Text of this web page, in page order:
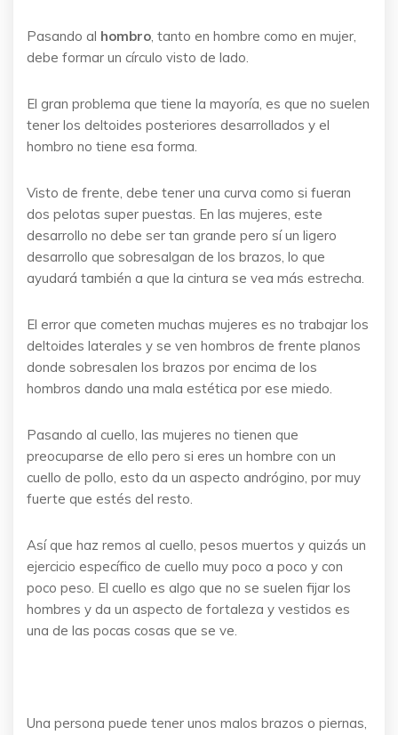
Pasando al hombro, tanto en hombre como en mujer,
debe formar un círculo visto de lado.
El gran problema que tiene la mayoría, es que no suelen
tener los deltoides posteriores desarrollados y el
hombro no tiene esa forma.
Visto de frente, debe tener una curva como si fueran
dos pelotas super puestas. En las mujeres, este
desarrollo no debe ser tan grande pero sí un ligero
desarrollo que sobresalgan de los brazos, lo que
ayudará también a que la cintura se vea más estrecha.
El error que cometen muchas mujeres es no trabajar los
deltoides laterales y se ven hombros de frente planos
donde sobresalen los brazos por encima de los
hombros dando una mala estética por ese miedo.
Pasando al cuello, las mujeres no tienen que
preocuparse de ello pero si eres un hombre con un
cuello de pollo, esto da un aspecto andrógino, por muy
fuerte que estés del resto.
Así que haz remos al cuello, pesos muertos y quizás un
ejercicio específico de cuello muy poco a poco y con
poco peso. El cuello es algo que no se suelen fijar los
hombres y da un aspecto de fortaleza y vestidos es
una de las pocas cosas que se ve.
Una persona puede tener unos malos brazos o piernas,